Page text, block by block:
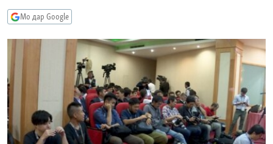
ВАРЗИШ
ОЗОДӢ ОНЛАЙН
ВИДЕО
НИГОРИСТОН
ГУЗОРИШҲОИ РАДИОӢ
РӮЙХАТҲО
КИТОБҲОИ ОЗОДӢ
Русский
ПАЙГИРӢ КУНЕД
Мо дар Google